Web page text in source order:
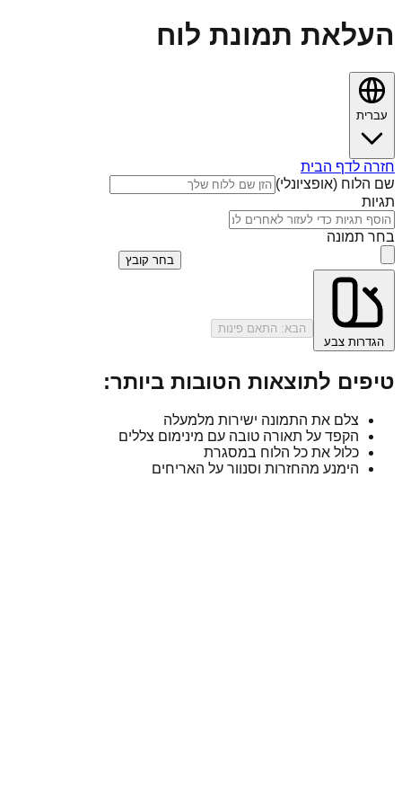
העלאת תמונת לוח
עברית
חזרה לדף הבית
שם הלוח (אופציונלי)
תגיות
בחר תמונה
בחר קובץ
הגדרות צבע
הבא: התאם פינות
טיפים לתוצאות הטובות ביותר:
צלם את התמונה ישירות מלמעלה
הקפד על תאורה טובה עם מינימום צללים
כלול את כל הלוח במסגרת
הימנע מהחזרות וסנוור על האריחים